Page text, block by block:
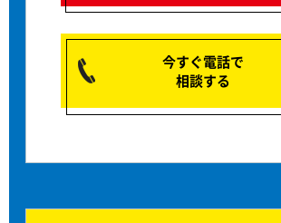
今すぐ電話で
相談する